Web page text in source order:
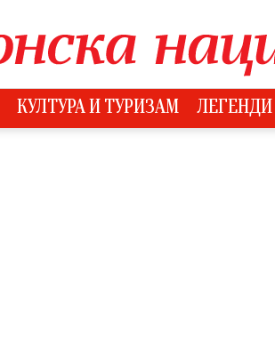
КУЛТУРА И ТУРИЗАМ ЛЕГЕНДИ